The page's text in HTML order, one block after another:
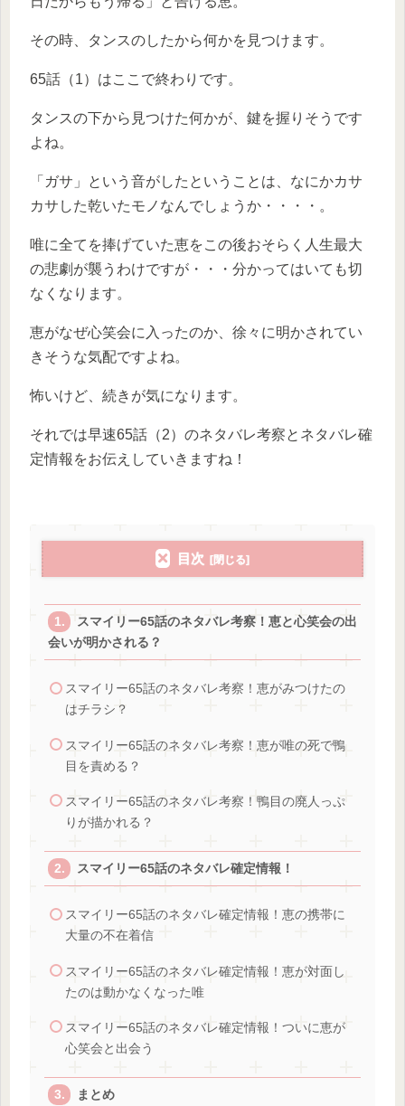
その時、タンスのしたから何かを見つけます。
65話（1）はここで終わりです。
タンスの下から見つけた何かが、鍵を握りそうです
よね。
「ガサ」という音がしたということは、なにかカサ
カサした乾いたモノなんでしょうか・・・・。
唯に全てを捧げていた恵をこの後おそらく人生最大
の悲劇が襲うわけですが・・・分かってはいても切
なくなります。
恵がなぜ心笑会に入ったのか、徐々に明かされてい
きそうな気配ですよね。
怖いけど、続きが気になります。
それでは早速65話（2）のネタバレ考察とネタバレ確
定情報をお伝えしていきますね！
目次
スマイリー65話のネタバレ考察！恵と心笑会の出
会いが明かされる？
スマイリー65話のネタバレ考察！恵がみつけたの
はチラシ？
スマイリー65話のネタバレ考察！恵が唯の死で鴨
目を責める？
スマイリー65話のネタバレ考察！鴨目の廃人っぷ
りが描かれる？
スマイリー65話のネタバレ確定情報！
スマイリー65話のネタバレ確定情報！恵の携帯に
大量の不在着信
スマイリー65話のネタバレ確定情報！恵が対面し
たのは動かなくなった唯
スマイリー65話のネタバレ確定情報！ついに恵が
心笑会と出会う
まとめ